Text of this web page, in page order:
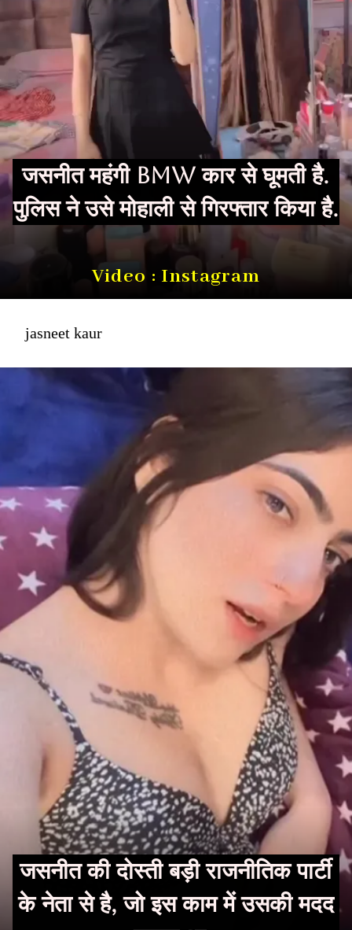
जसनीत महंगी BMW कार से घूमती है.
पुलिस ने उसे मोहाली से गिरफ्तार किया है.
Video : Instagram
jasneet kaur
जसनीत की दोस्ती बड़ी राजनीतिक पार्टी
के नेता से है, जो इस काम में उसकी मदद